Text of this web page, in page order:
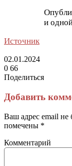
и
Источник
02.01.2024
0 66
Поделиться
через
электронную
почту
Добавить
Ваш адрес email не
помечены *
Комментарий